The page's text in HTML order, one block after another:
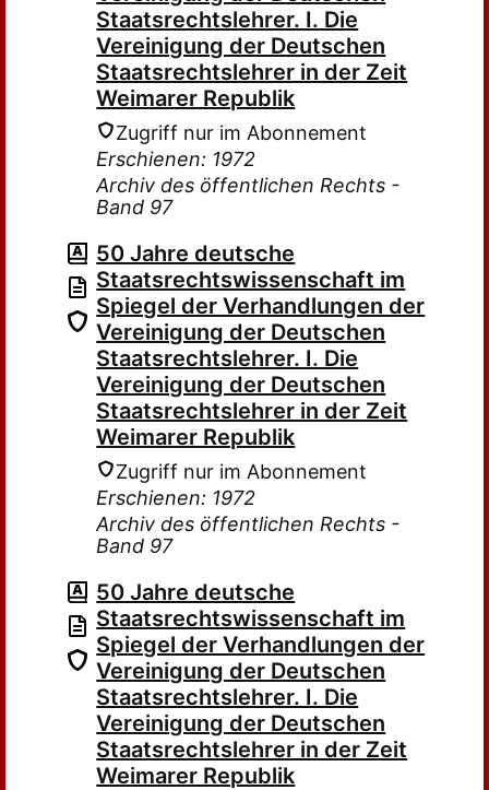
Staatsrechtslehrer. I. Die
Vereinigung der Deutschen
Staatsrechtslehrer in der Zeit
Weimarer Republik
Zugriff nur im Abonnement
Erschienen: 1972
Archiv des öffentlichen Rechts -
Band 97
50 Jahre deutsche
Staatsrechtswissenschaft im
Spiegel der Verhandlungen der
Vereinigung der Deutschen
Staatsrechtslehrer. I. Die
Vereinigung der Deutschen
Staatsrechtslehrer in der Zeit
Weimarer Republik
Zugriff nur im Abonnement
Erschienen: 1972
Archiv des öffentlichen Rechts -
Band 97
50 Jahre deutsche
Staatsrechtswissenschaft im
Spiegel der Verhandlungen der
Vereinigung der Deutschen
Staatsrechtslehrer. I. Die
Vereinigung der Deutschen
Staatsrechtslehrer in der Zeit
Weimarer Republik